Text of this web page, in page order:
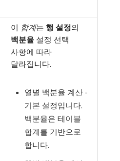
이 합계​는 행 설정​의
백분율 설정 선택
사항에 따라
달라집니다.
열별 백분율 계산 -
기본 설정입니다.
백분율은 테이블
합계를 기반으로
합니다.